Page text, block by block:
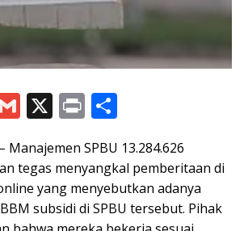
G
ai
l
X Pr
t ar
e
– Manajemen SPBU 13.284.626
tegas menyangkal pemberitaan di
yang menyebutkan adanya
subsidi di SPBU tersebut. Pihak